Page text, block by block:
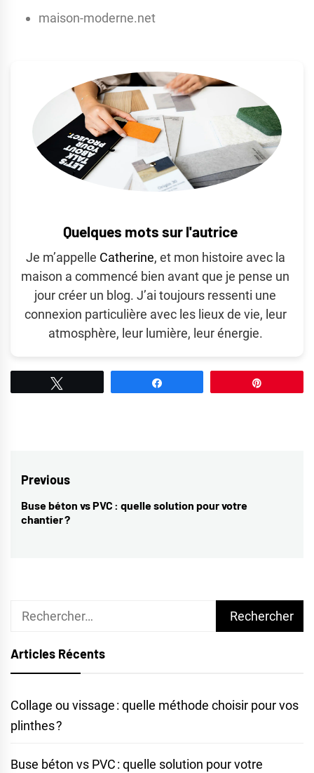
maison-moderne.net
Quelques mots sur l'autrice
Je m’appelle Catherine, et mon histoire avec la
maison a commencé bien avant que je pense un
jour créer un blog. J’ai toujours ressenti une
connexion particulière avec les lieux de vie, leur
atmosphère, leur lumière, leur énergie.
Navigation
de
Previous
Previous
post:
Buse béton vs PVC : quelle solution pour votre
chantier ?
Rechercher :
Articles Récents
Collage ou vissage : quelle méthode choisir pour vos
plinthes ?
Buse béton vs PVC : quelle solution pour votre